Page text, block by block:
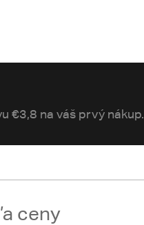
€3,8 na váš prvý nákup.
ceny